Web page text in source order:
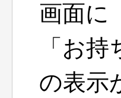
画面に
「お
の表示